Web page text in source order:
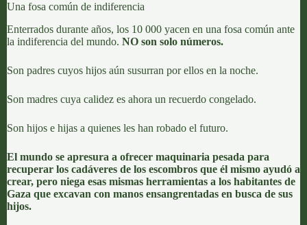
Una fosa común de indiferencia
Enterrados durante años, los 10 000 yacen en una fosa común ante
la indiferencia del mundo. NO son solo números.
Son padres cuyos hijos aún susurran por ellos en la noche.
Son madres cuya calidez es ahora un recuerdo congelado.
Son hijos e hijas a quienes les han robado el futuro.
El mundo se apresura a ofrecer maquinaria pesada para
recuperar los cadáveres de los escombros que él mismo ayudó a
crear, pero niega esas mismas herramientas a los habitantes de
Gaza que excavan con manos ensangrentadas en busca de sus
hijos.